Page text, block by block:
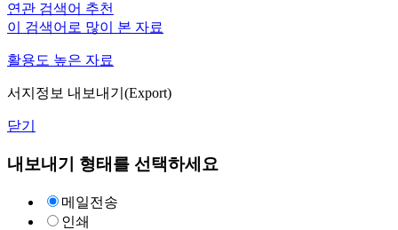
연관 검색어 추천
이 검색어로 많이 본 자료
활용도 높은 자료
서지정보 내보내기(Export)
닫기
내보내기 형태를 선택하세요
메일전송
인쇄